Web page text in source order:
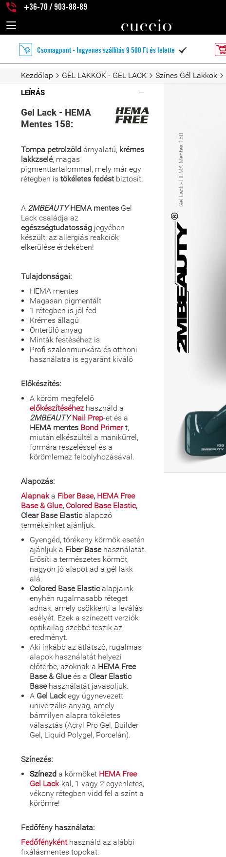
+36-70 / 903-88-89
Csomagpont - Ingyenes szállítás 9 500 Ft és felette 
Kezdőlap GÉL LAKKOK - GEL LACK Színes Gél Lakkok
LEÍRÁS
Gel Lack - HEMA
Mentes 158:
Tompa petrolzöld árnyalatú, krémes
lakkzselé, magas
pigmenttartalommal, mely már egy
rétegben is tökéletes fedéstbiztosít.
A 2MBEAUTY HEMA mentes Gel
Lack családja az
egészségtudatosság jegyében
készült, az allergiás reakciók
elkerülése érdekében!
Tulajdonságai:
HEMA mentes
Magasan pigmentált
1 rétegben is jól fed
Krémes állagú
Önterülő anyag
Minták festéséhez is
Profi szalonmunkára és otthoni
használatra is egyaránt kiváló
Előkészítés:
A köröm megfelelő
előkészítéséhez használd a
2MBEAUTYNail Prep-et és a
HEMA mentes Bond Primer-t,
miután elkészültél a manikűrrel,
formára reszeléssel és a
körömlemez felbolyhozásával.
Alapozás:
Alapnaka Fiber Base, HEMA Free
Base & Glue, Colored Base Elastic,
Clear Base Elasticalapozó
termékeinket ajánljuk.
Gyengéd, törékeny körmök esetén
ajánljuk a Fiber Basehasználatát.
Erősíti a természetes körmöt,
nagyon jó alapot ad a gél lakk
alá.
Colored Base Elasticalapjaink
enyhén rugalmasabb réteget
adnak, amely csökkenti a leválás
esélyét. Ezek a színezett verziók
optikailag szebbé teszik az
eredményt.
Aki inkább az átlátszó, rugalmas
alapok használatát helyezi
előtérbe, azoknak a HEMA Free
Base & Glueés a Clear Elastic
Basehasználatát javasoljuk.
A Gel Lackegy úgynevezett
univerzális anyag, amely
bármilyen alapra tökéletes
választás (Acryl Pro Gel, Builder
Gel, Liquid Polygel, Porcelán).
Színezés:
Színezd a körmöket HEMA Free
Gel Lack-kal, 1 vagy 2 egyenletes,
vékony rétegben vidd fel a színt a
körömre!
Fedőfény használata:
Fedőfénykénthasználd az alábbi
fixálásmentes topokat:
Gel Lack - HEMA Mentes 158